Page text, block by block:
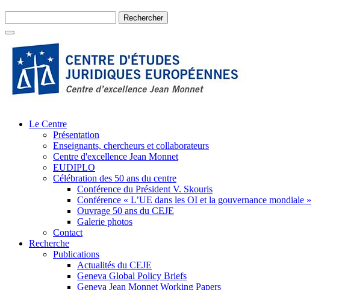
Le Centre
Présentation
Enseignants, chercheurs et collaborateurs
Centre d'excellence Jean Monnet
EUDIPLO
Célébration des 50 ans du centre
Conférence du Président V. Skouris
Conférence « L’UE dans les OI et la gouvernance mondiale »
Ouvrage 50 ans du CEJE
Galerie photos
Contact
Recherche
Publications
Actualités du CEJE
Geneva Global Policy Briefs
Geneva Jean Monnet Working Papers